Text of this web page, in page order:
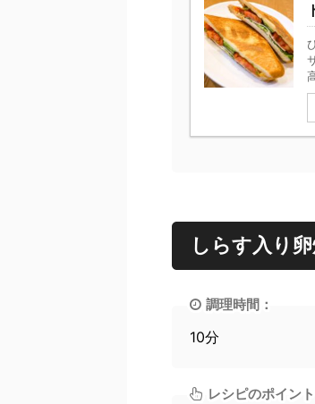
しらす入り
調理時間：
10分
レシピのポイント